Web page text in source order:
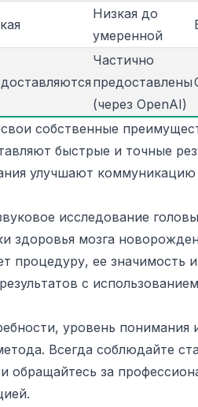
Низкая до
умеренной
Частично
предоставлены
(через OpenAI)
собственные
быстрые и точные
улучшают
исследование
здоровья мозга
процедуру, ее значимость
с
уровень понимания
Всегда соблюдайте
обращайтесь за